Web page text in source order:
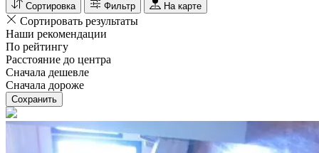
Сортировка Фильтр На карте
Сортировать результаты
Наши рекомендации
По рейтингу
Расстояние до центра
Сначала дешевле
Сначала дороже
Сохранить